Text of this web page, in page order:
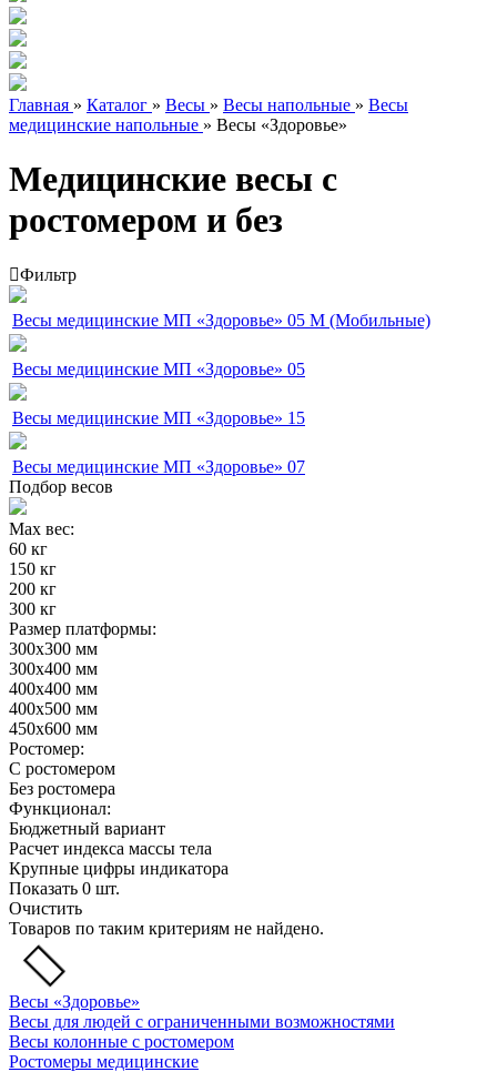
Главная » Каталог » Весы » Весы напольные » Весы
медицинские напольные » Весы «Здоровье»
Медицинские весы с
ростомером и без
Фильтр
Весы медицинские МП «Здоровье» 05 М (Мобильные)
Весы медицинские МП «Здоровье» 05
Весы медицинские МП «Здоровье» 15
Весы медицинские МП «Здоровье» 07
Подбор весов
Max вес:
60 кг
150 кг
200 кг
300 кг
Размер платформы:
300х300 мм
300х400 мм
400х400 мм
400х500 мм
450х600 мм
Ростомер:
С ростомером
Без ростомера
Функционал:
Бюджетный вариант
Расчет индекса массы тела
Крупные цифры индикатора
Показать 0 шт.
Очистить
Товаров по таким критериям не найдено.
Весы «Здоровье»
Весы для людей с ограниченными возможностями
Весы колонные с ростомером
Ростомеры медицинские